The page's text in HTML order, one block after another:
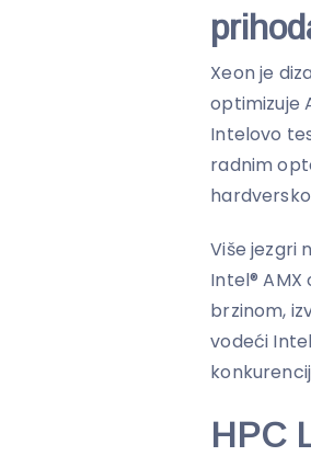
Xeon je
optimizuje
Intelovo
radnim
Više jezgri
Intel®
brzinom,
vodeći
HPC